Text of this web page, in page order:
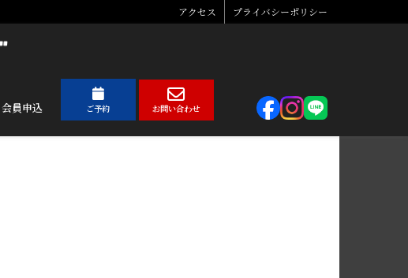
アクセス プライバシーポリシー
会員申込 ご予約 お問い合わせ